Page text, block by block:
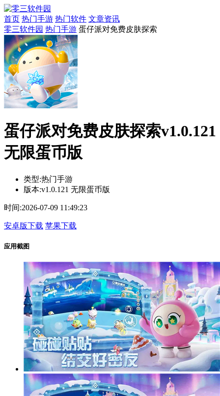
首页 热门手游 热门软件 文章资讯
零三软件园 热门手游 蛋仔派对免费皮肤探索
蛋仔派对免费皮肤探索v1.0.121
无限蛋币版
类型:热门手游
版本:v1.0.121 无限蛋币版
时间:2026-07-09 11:49:23
安卓版下载 苹果下载
应用截图